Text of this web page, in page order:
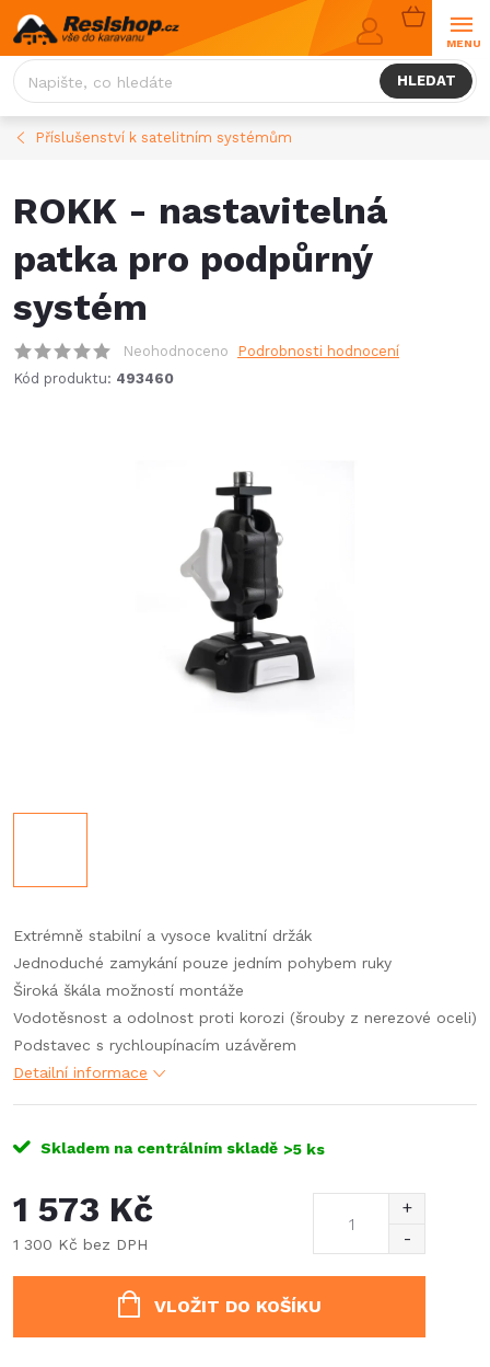
Přejít
na
obsah
HLEDAT
NÁKUPNÍ
KOŠÍK
Příslušenství k satelitním systémům
ROKK - nastavitelná
patka pro podpůrný
systém
Neohodnoceno
Podrobnosti hodnocení
Kód produktu: 493460
Extrémně stabilní a vysoce kvalitní držák
Jednoduché zamykání pouze jedním pohybem ruky
Široká škála možností montáže
Vodotěsnost a odolnost proti korozi (šrouby z nerezové oceli)
Podstavec s rychloupínacím uzávěrem
Detailní informace
Skladem na centrálním skladě >5 ks
1 573 Kč
1 300 Kč bez DPH
VLOŽIT DO KOŠÍKU